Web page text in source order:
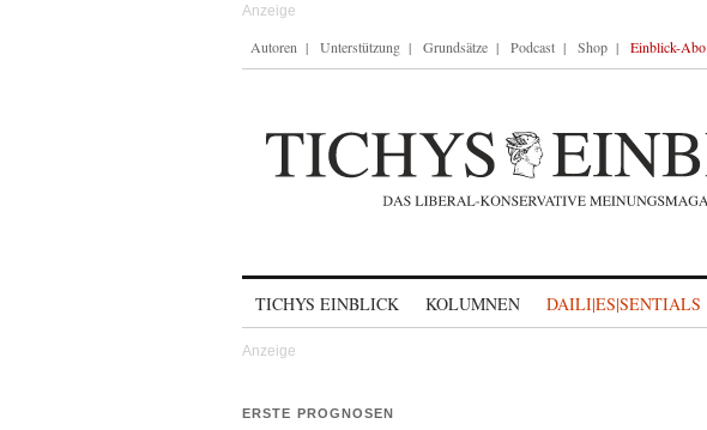
Autoren Unterstützung Grundsätze Podcast Shop Einblick-Abo
TICHYS EINBLICK KOLUMNEN DAILI|ES|SENTIALS
ERSTE PROGNOSEN